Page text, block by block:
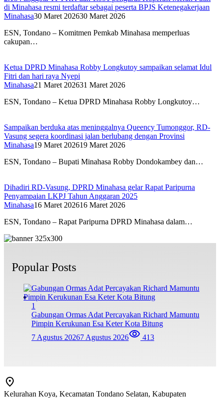
di Minahasa resmi terdaftar sebagai peserta BPJS Ketenegakerjaan
Minahasa30 Maret 202630 Maret 2026
ESN, Tondano – Komitmen Pemkab Minahasa memperluas
cakupan…
Ketua DPRD Minahasa Robby Longkutoy sampaikan selamat Idul
Fitri dan hari raya Nyepi
Minahasa21 Maret 202631 Maret 2026
ESN, Tondano – Ketua DPRD Minahasa Robby Longkutoy…
Sampaikan berduka atas meninggalnya Queency Tumonggor, RD-
Vasung segera koordinasi jalan berlubang dengan Provinsi
Minahasa19 Maret 202619 Maret 2026
ESN, Tondano – Bupati Minahasa Robby Dondokambey dan…
Dihadiri RD-Vasung, DPRD Minahasa gelar Rapat Paripurna
Penyampaian LKPJ Tahun Anggaran 2025
Minahasa16 Maret 202616 Maret 2026
ESN, Tondano – Rapat Paripurna DPRD Minahasa dalam…
Popular Posts
1
Gabungan Ormas Adat Percayakan Richard Mamuntu
Pimpin Kerukunan Esa Keter Kota Bitung
7 Agustus 20267 Agustus 2026 413
Kelurahan Koya, Kecamatan Tondano Selatan, Kabupaten